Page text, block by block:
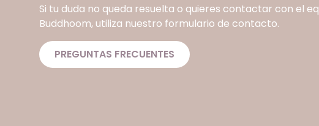
Si tu duda no queda resuelta o quieres contactar con el
Buddhoom, utiliza nuestro formulario de contacto.
PREGUNTAS FRECUENTES